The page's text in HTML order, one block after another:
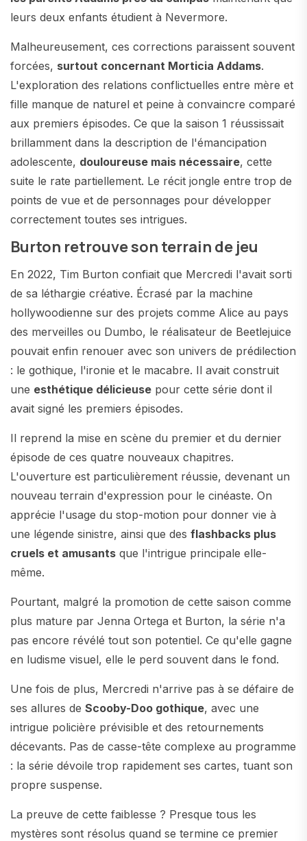
leurs deux enfants étudient à Nevermore.
Malheureusement, ces corrections paraissent souvent
forcées, surtout concernant Morticia Addams.
L'exploration des relations conflictuelles entre mère et
fille manque de naturel et peine à convaincre comparé
aux premiers épisodes. Ce que la saison 1 réussissait
brillamment dans la description de l'émancipation
adolescente, douloureuse mais nécessaire, cette
suite le rate partiellement. Le récit jongle entre trop de
points de vue et de personnages pour développer
correctement toutes ses intrigues.
Burton retrouve son terrain de jeu
En 2022, Tim Burton confiait que Mercredi l'avait sorti
de sa léthargie créative. Écrasé par la machine
hollywoodienne sur des projets comme Alice au pays
des merveilles ou Dumbo, le réalisateur de Beetlejuice
pouvait enfin renouer avec son univers de prédilection
: le gothique, l'ironie et le macabre. Il avait construit
une esthétique délicieuse pour cette série dont il
avait signé les premiers épisodes.
Il reprend la mise en scène du premier et du dernier
épisode de ces quatre nouveaux chapitres.
L'ouverture est particulièrement réussie, devenant un
nouveau terrain d'expression pour le cinéaste. On
apprécie l'usage du stop-motion pour donner vie à
une légende sinistre, ainsi que des flashbacks plus
cruels et amusants que l'intrigue principale elle-
même.
Pourtant, malgré la promotion de cette saison comme
plus mature par Jenna Ortega et Burton, la série n'a
pas encore révélé tout son potentiel. Ce qu'elle gagne
en ludisme visuel, elle le perd souvent dans le fond.
Une fois de plus, Mercredi n'arrive pas à se défaire de
ses allures de Scooby-Doo gothique, avec une
intrigue policière prévisible et des retournements
décevants. Pas de casse-tête complexe au programme
: la série dévoile trop rapidement ses cartes, tuant son
propre suspense.
La preuve de cette faiblesse ? Presque tous les
mystères sont résolus quand se termine ce premier